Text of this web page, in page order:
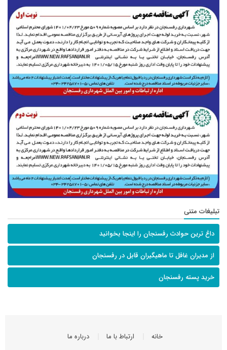
تبلیغات متنی
داغ ترین حوادث رفسنجان را اینجا بخوانید
از مدیران غافل تا ماهیگیران قابل در رفسنجان
خرید پسته رفسنجان
خانه ارتباط با ما درباره ما